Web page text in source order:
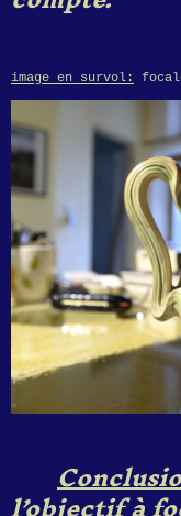
image en survol: